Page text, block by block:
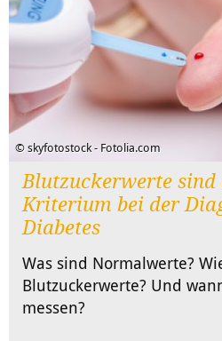
© skyfotostock - Fotolia.com
Blutzuckerwerte sind
Kriterium bei der
Diabetes
Was sind Normalwerte?
Blutzuckerwerte? Und
messen?